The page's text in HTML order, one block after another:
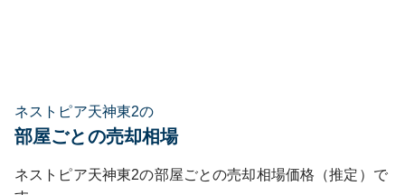
ネストピア天神東2の
部屋ごとの売却相場
ネストピア天神東2の部屋ごとの売却相場価格（推定）で